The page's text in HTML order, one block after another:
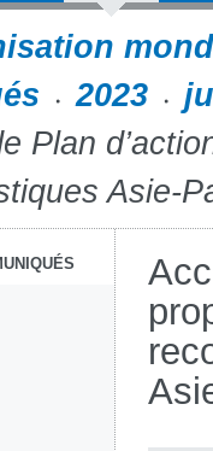
2023
Plan
Asie-